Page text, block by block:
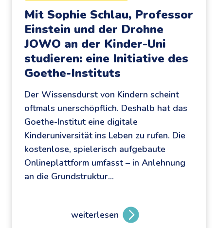
Mit Sophie Schlau, Professor
Einstein und der Drohne
JOWO an der Kinder-Uni
studieren: eine Initiative des
Goethe-Instituts
Der Wissensdurst von Kindern scheint
oftmals unerschöpflich. Deshalb hat das
Goethe-Institut eine digitale
Kinderuniversität ins Leben zu rufen. Die
kostenlose, spielerisch aufgebaute
Onlineplattform umfasst – in Anlehnung
an die Grundstruktur…
weiterlesen
M